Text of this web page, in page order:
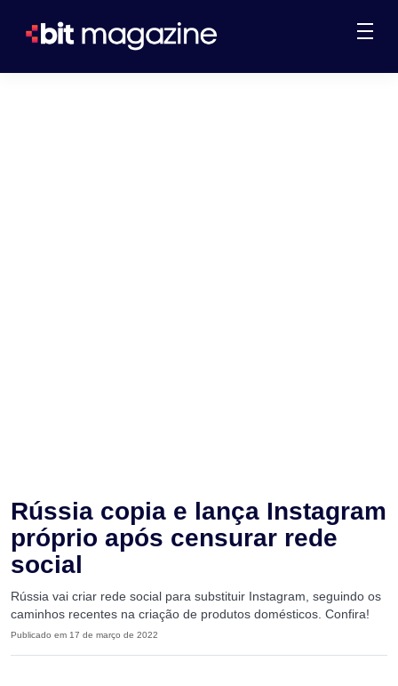
Rússia copia e lança Instagram
próprio após censurar rede
social
Rússia vai criar rede social para substituir Instagram, seguindo os
caminhos recentes na criação de produtos domésticos. Confira!
Publicado em 17 de março de 2022